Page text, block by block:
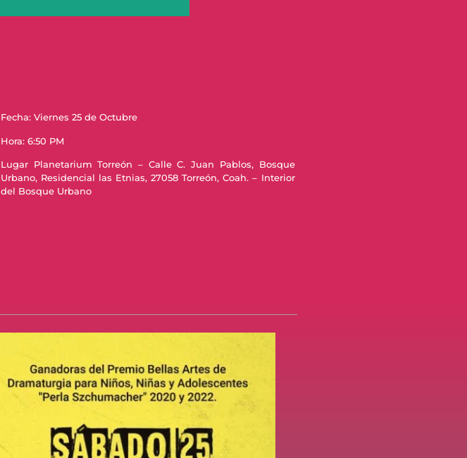
Fecha: Viernes 25 de Octubre
Hora: 6:50 PM
Lugar Planetarium Torreón – Calle C. Juan Pablos, Bosque
Urbano, Residencial las Etnias, 27058 Torreón, Coah. – Interior
del Bosque Urbano